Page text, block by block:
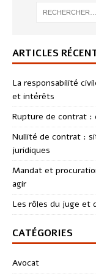
ARTICLES
La responsabilité
et intérêts
Rupture de contrat :
Nullité de contrat :
juridiques
Mandat et
agir
Les rôles du juge et
CATÉGORIES
Avocat